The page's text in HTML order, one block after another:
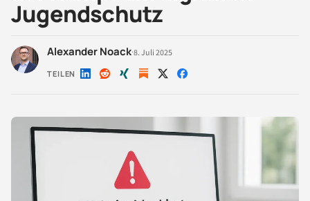
Jugendschutz
Alexander Noack·8. Juli 2025
TEILEN Auf Auf Auf Auf Auf